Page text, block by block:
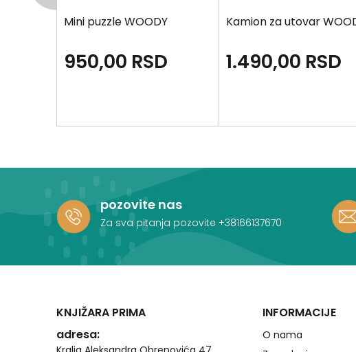
Mini puzzle WOODY
950,00 RSD
Kamion za utovar
1.490,00 RSD
pozovite nas
Za sva pitanja pozovite +38166137670
KNJIŽARA PRIMA
adresa:
INFORMACIJE
O nama